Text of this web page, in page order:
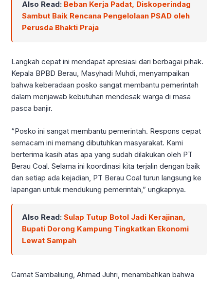
Also Read: Beban Kerja Padat, Diskoperindag
Sambut Baik Rencana Pengelolaan PSAD oleh
Perusda Bhakti Praja
Langkah cepat ini mendapat apresiasi dari berbagai pihak.
Kepala BPBD Berau, Masyhadi Muhdi, menyampaikan
bahwa keberadaan posko sangat membantu pemerintah
dalam menjawab kebutuhan mendesak warga di masa
pasca banjir.
“Posko ini sangat membantu pemerintah. Respons cepat
semacam ini memang dibutuhkan masyarakat. Kami
berterima kasih atas apa yang sudah dilakukan oleh PT
Berau Coal. Selama ini koordinasi kita terjalin dengan baik
dan setiap ada kejadian, PT Berau Coal turun langsung ke
lapangan untuk mendukung pemerintah,” ungkapnya.
Also Read: Sulap Tutup Botol Jadi Kerajinan,
Bupati Dorong Kampung Tingkatkan Ekonomi
Lewat Sampah
Camat Sambaliung, Ahmad Juhri, menambahkan bahwa